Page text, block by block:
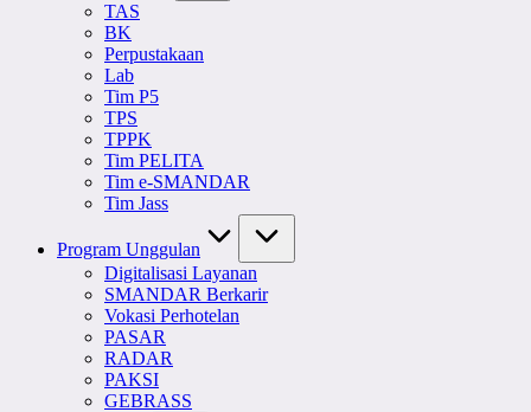
TAS
BK
Perpustakaan
Lab
Tim P5
TPS
TPPK
Tim PELITA
Tim e-SMANDAR
Tim Jass
Program Unggulan
Digitalisasi Layanan
SMANDAR Berkarir
Vokasi Perhotelan
PASAR
RADAR
PAKSI
GEBRASS